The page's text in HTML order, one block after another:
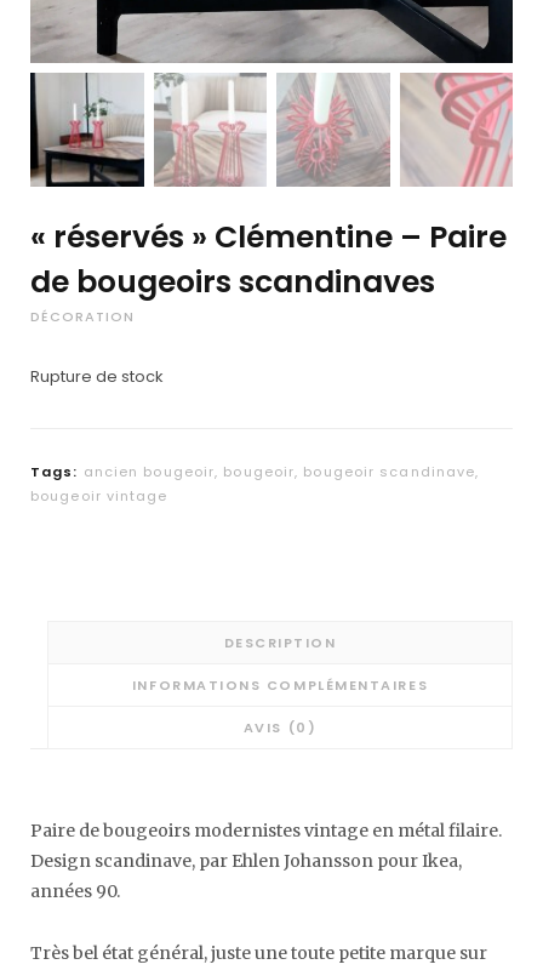
« réservés » Clémentine – Paire
de bougeoirs scandinaves
DÉCORATION
Rupture de stock
Tags: ancien bougeoir, bougeoir, bougeoir scandinave,
bougeoir vintage
DESCRIPTION
INFORMATIONS COMPLÉMENTAIRES
AVIS (0)
Paire de bougeoirs modernistes vintage en métal filaire.
Design scandinave, par Ehlen Johansson pour Ikea,
années 90.
Très bel état général, juste une toute petite marque sur